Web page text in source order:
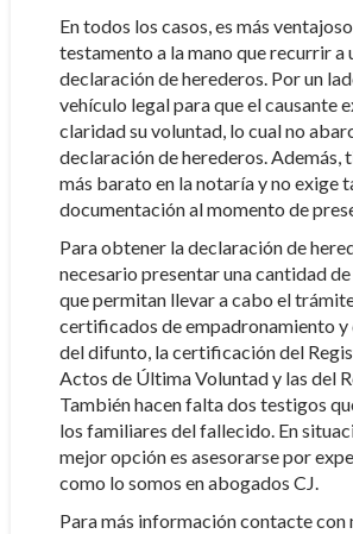
En todos los casos, es más
testamento a la mano que recurrir a
declaración de herederos. Por un
vehículo legal para que el causante
claridad su voluntad, lo cual no
declaración de herederos. Además,
más barato en la notaría y no exige
documentación al momento de
Para obtener la declaración de
necesario presentar una cantidad
que permitan llevar a cabo el
certificados de empadronamiento y
del difunto, la certificación del
Actos de Última Voluntad y las del
También hacen falta dos testigos
los familiares del fallecido. En
mejor opción es asesorarse por
como lo somos en abogados CJ.
Para más información contacte con